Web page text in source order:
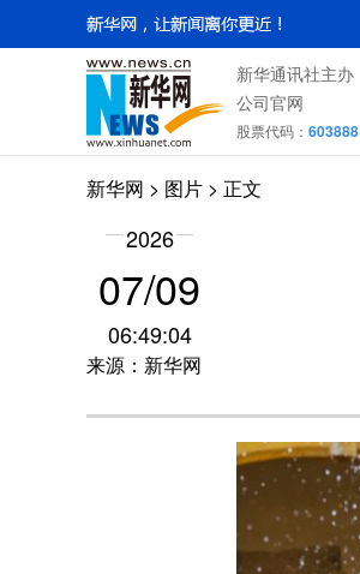
新华通讯社主办
公司官网
股票代码： 603888
新华网 > 图片 > 正文
2026
07/09
06:49:04
来源：新华网